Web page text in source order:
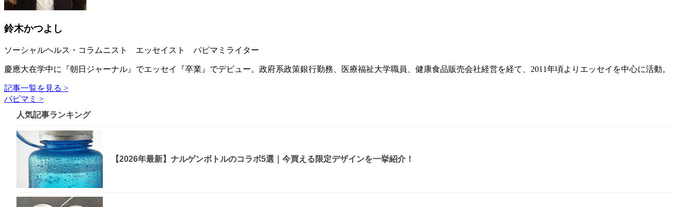
鈴木かつよし
ソーシャルヘルス・コラムニスト エッセイスト パピマミライター
慶應大在学中に『朝日ジャーナル』でエッセイ『卒業』でデビュー。政府系政策銀行勤務、医療福祉大学職員、健康食品販売会社経営を経て、2011年頃よりエッセイを中心に活動。
記事一覧を見る >
パピマミ >
人気記事ランキング
【2026年最新】ナルゲンボトルのコラボ5選｜今買える限定デザインを一挙紹介！